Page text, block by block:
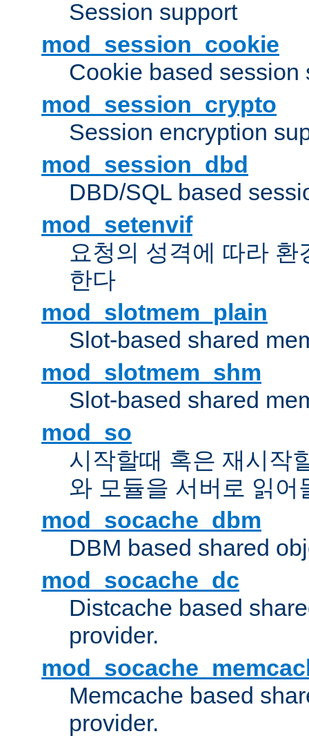
Session support
mod_session_cookie
Cookie based session
mod_session_crypto
Session encryption
mod_session_dbd
DBD/SQL based
mod_setenvif
요청의 성격에 따라
한다
mod_slotmem_plain
Slot-based shared
mod_slotmem_shm
Slot-based shared
mod_so
시작할때 혹은 재시작
와 모듈을 서버로 읽어
mod_socache_dbm
DBM based shared
mod_socache_dc
Distcache based
provider.
Memcache based
provider.